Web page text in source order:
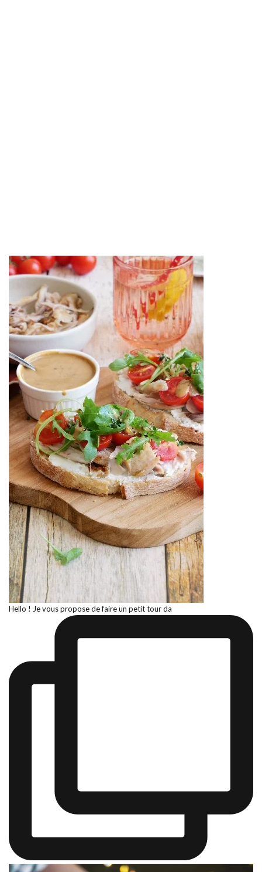
Hello ! Je vous propose de faire un petit tour da